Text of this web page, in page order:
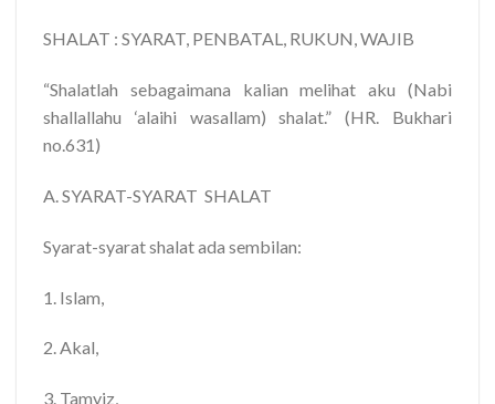
SHALAT : SYARAT, PENBATAL, RUKUN, WAJIB
“Shalatlah sebagaimana kalian melihat aku (Nabi
shallallahu ‘alaihi wasallam) shalat.” (HR. Bukhari
no.631)
A. SYARAT-SYARAT SHALAT
Syarat-syarat shalat ada sembilan:
1. Islam,
2. Akal,
3. Tamyiz,